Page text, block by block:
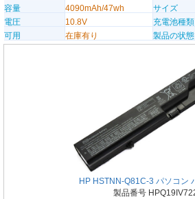
容量
4090mAh/47wh
サイズ
電圧
10.8V 充電池種類
可用
在庫有り 製品の状態
HP HSTNN-Q81C-3 パソコン
製品番号